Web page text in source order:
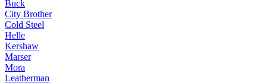
Buck
City Brother
Cold Steel
Helle
Kershaw
Marser
Mora
Leatherman